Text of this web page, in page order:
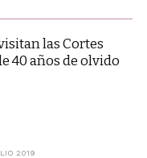
las Cortes
40 años de olvido
2019